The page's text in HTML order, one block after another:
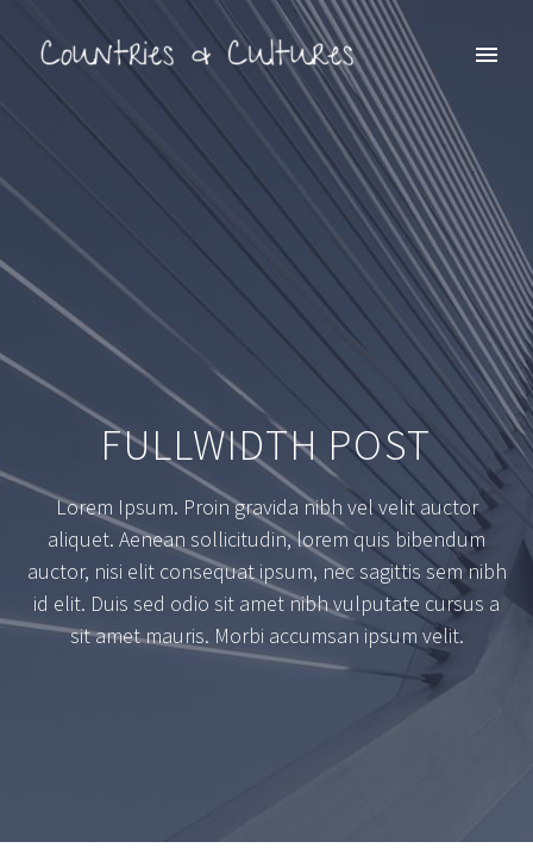
FULLWIDTH POST
Lorem Ipsum. Proin gravida nibh vel velit auctor
aliquet. Aenean sollicitudin, lorem quis bibendum
auctor, nisi elit consequat ipsum, nec sagittis sem nibh
id elit. Duis sed odio sit amet nibh vulputate cursus a
sit amet mauris. Morbi accumsan ipsum velit.